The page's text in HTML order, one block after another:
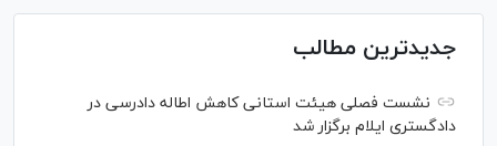
جدیدترین مطالب
نشست فصلی هیئت استانی کاهش اطاله دادرسی در
دادگستری ایلام برگزار شد